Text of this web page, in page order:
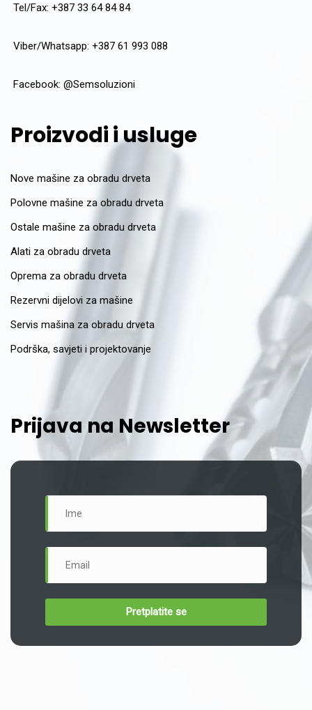
Tel/Fax: +387 33 64 84 84
Viber/Whatsapp: +387 61 993 088
Facebook: @Semsoluzioni
Proizvodi i usluge
Nove mašine za obradu drveta
Polovne mašine za obradu drveta
Ostale mašine za obradu drveta
Alati za obradu drveta
Oprema za obradu drveta
Rezervni dijelovi za mašine
Servis mašina za obradu drveta
Podrška, savjeti i projektovanje
Prijava na Newsletter